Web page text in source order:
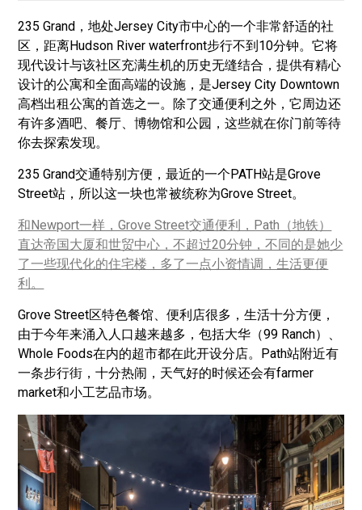
235 Grand，地处Jersey City市中心的一个非常舒适的社
区，距离Hudson River waterfront步行不到10分钟。它将
现代设计与该社区充满生机的历史无缝结合，提供有精心
设计的公寓和全面高端的设施，是Jersey City Downtown
高档出租公寓的首选之一。除了交通便利之外，它周边还
有许多酒吧、餐厅、博物馆和公园，这些就在你门前等待
你去探索发现。
235 Grand交通特别方便，最近的一个PATH站是Grove
Street站，所以这一块也常被统称为Grove Street。
和Newport一样，Grove Street交通便利，Path（地铁）
直达帝国大厦和世贸中心，不超过20分钟，不同的是她少
了一些现代化的住宅楼，多了一点小资情调，生活更便
利。
Grove Street区特色餐馆、便利店很多，生活十分方便，
由于今年来涌入人口越来越多，包括大华（99 Ranch）、
Whole Foods在内的超市都在此开设分店。Path站附近有
一条步行街，十分热闹，天气好的时候还会有farmer
market和小工艺品市场。